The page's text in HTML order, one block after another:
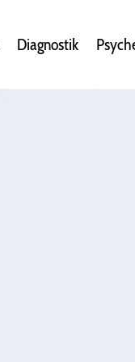
Diagnostik